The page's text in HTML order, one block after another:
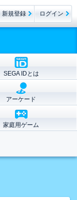
SEGA IDとは
アーケード
家庭用ゲーム
新規登録 ログイン